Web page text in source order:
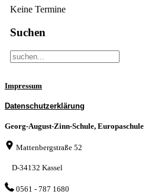
Keine Termine
Suchen
Impressum
Datenschutzerklärung
Georg-August-Zinn-Schule, Europaschule
Mattenbergstraße 52
D-34132 Kassel
0561 - 787 1680